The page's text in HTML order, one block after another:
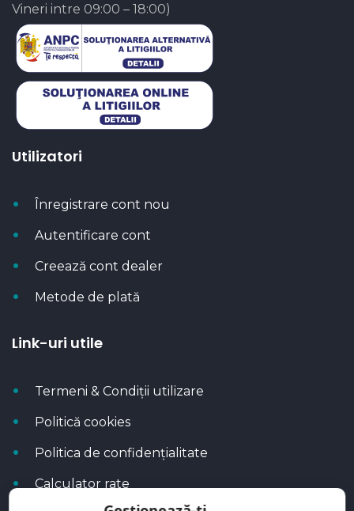
Vineri intre 09:00 – 18:00)
Utilizatori
Înregistrare cont nou
Autentificare cont
Creează cont dealer
Metode de plată
Link-uri utile
Termeni & Condiții utilizare
Politică cookies
Politica de confidențialitate
Calculator rate